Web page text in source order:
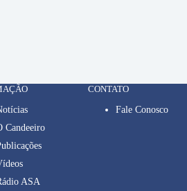
Candeeiro
ASA
CONTATO
Fale Conosco